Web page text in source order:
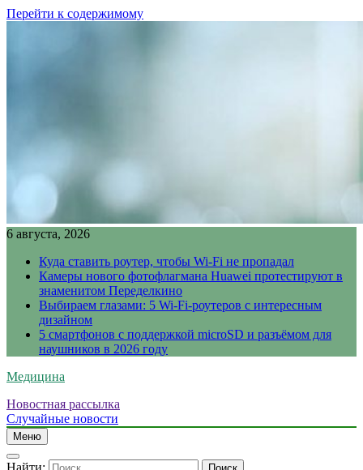
Перейти к содержимому
6 августа, 2026
Куда ставить роутер, чтобы Wi-Fi не пропадал
Камеры нового фотофлагмана Huawei протестируют в
знаменитом Переделкино
Выбираем глазами: 5 Wi-Fi-роутеров с интересным
дизайном
5 смартфонов с поддержкой microSD и разъёмом для
наушников в 2026 году
Медицина
Новостная рассылка
Случайные новости
Меню
Найти: